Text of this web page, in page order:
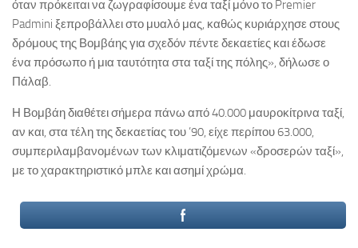
όταν πρόκειται να ζωγραφίσουμε ένα ταξί μόνο το Premier
Padmini ξεπροβάλλει στο μυαλό μας, καθώς κυριάρχησε στους
δρόμους της Βομβάης για σχεδόν πέντε δεκαετίες και έδωσε
ένα πρόσωπο ή μια ταυτότητα στα ταξί της πόλης», δήλωσε ο
Πάλαβ.
Η Βομβάη διαθέτει σήμερα πάνω από 40.000 μαυροκίτρινα ταξί,
αν και, στα τέλη της δεκαετίας του ’90, είχε περίπου 63.000,
συμπεριλαμβανομένων των κλιματιζόμενων «δροσερών ταξί»,
με το χαρακτηριστικό μπλε και ασημί χρώμα.